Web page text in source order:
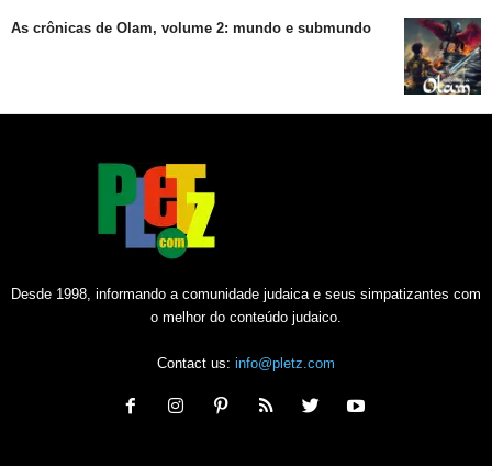
As crônicas de Olam, volume 2: mundo e submundo
Desde 1998, informando a comunidade judaica e seus simpatizantes com
o melhor do conteúdo judaico.
Contact us: info@pletz.com